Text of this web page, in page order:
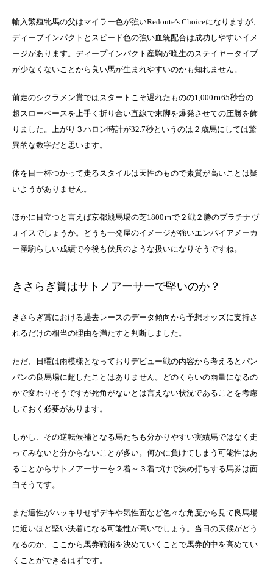
輸入繁殖牝馬の父はマイラー色が強いRedoute’s Choiceになりますが、
ディープインパクトとスピード色の強い血統配合は成功しやすいイメ
ージがあります。ディープインパクト産駒が晩生のステイヤータイプ
が少なくないことから良い馬が生まれやすいのかも知れません。
前走のシクラメン賞ではスタートこそ遅れたものの1,000ｍ65秒台の
超スローペースを上手く折り合い直線で末脚を爆発させての圧勝を飾
りました。上がり３ハロン時計が32.7秒というのは２歳馬にしては驚
異的な数字だと思います。
体を目一杯つかって走るスタイルは天性のもので素質が高いことは疑
いようがありません。
ほかに目立つと言えば京都競馬場の芝1800ｍで２戦２勝のプラチナヴ
ォイスでしょうか。どうも一発屋のイメージが強いエンパイアメーカ
ー産駒らしい成績で今後も伏兵のような扱いになりそうですね。
きさらぎ賞はサトノアーサーで堅いのか？
きさらぎ賞における過去レースのデータ傾向から予想オッズに支持さ
れるだけの相当の理由を満たすと判断しました。
ただ、日曜は雨模様となっておりデビュー戦の内容から考えるとパン
パンの良馬場に超したことはありません。どのくらいの雨量になるの
かで変わりそうですが死角がないとは言えない状況であることを考慮
しておく必要があります。
しかし、その逆転候補となる馬たちも分かりやすい実績馬ではなく走
ってみないと分からないことが多い。何かに負けてしまう可能性はあ
ることからサトノアーサーを２着～３着づけで決め打ちする馬券は面
白そうです。
まだ適性がハッキリせずデキや気性面など色々な角度から見て良馬場
に近いほど堅い決着になる可能性が高いでしょう。当日の天候がどう
なるのか、ここから馬券戦術を決めていくことで馬券的中を高めてい
くことができるはずです。